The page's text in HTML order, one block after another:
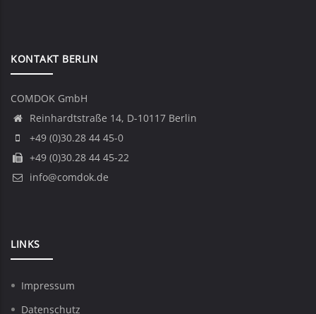
KONTAKT BERLIN
COMDOK GmbH
Reinhardtstraße 14, D-10117 Berlin
+49 (0)30.28 44 45-0
+49 (0)30.28 44 45-22
info@comdok.de
LINKS
Impressum
Datenschutz